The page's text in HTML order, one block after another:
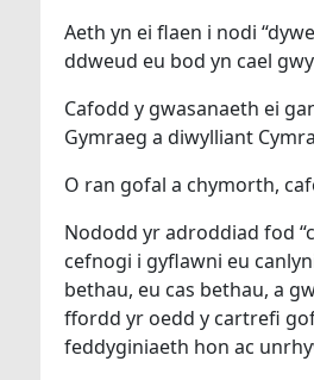
Aeth yn ei flaen i nodi
ddweud eu bod yn cael
Cafodd y gwasanaeth ei
Gymraeg a diwylliant
O ran gofal a chymorth,
Nododd yr adroddiad fod
cefnogi i gyflawni eu
bethau, eu cas bethau, a
ffordd yr oedd y cartrefi
feddyginiaeth hon ac